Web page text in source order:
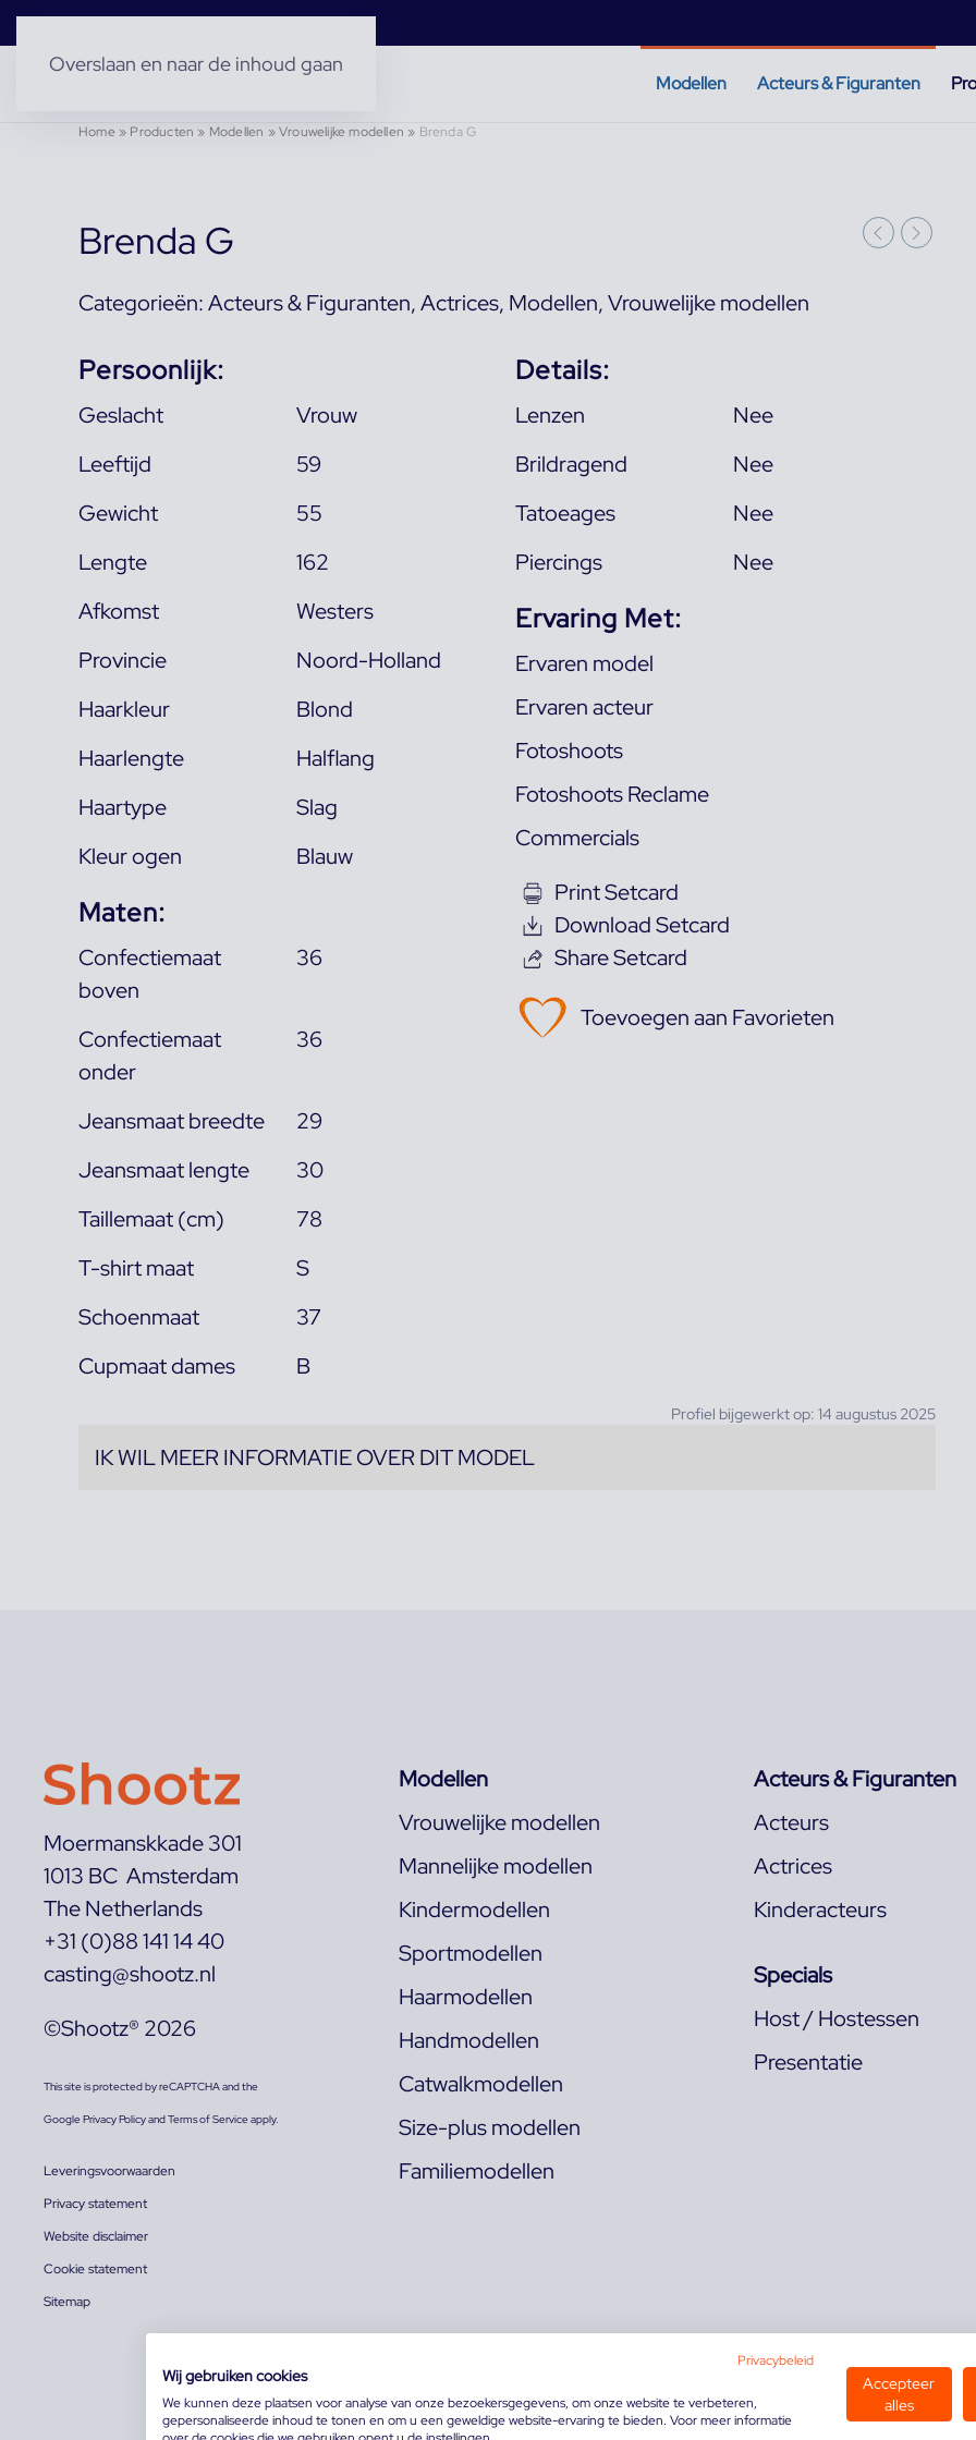
Overslaan en naar de inhoud gaan
Modellen Acteurs & Figuranten
Home» Producten » Modellen »Vrouwelijke modellen » Brenda G
Brenda G
Categorieën:Acteurs & Figuranten,Actrices, Modellen,Vrouwelijke modellen
Persoonlijk:
Geslacht
Vrouw
Leeftijd
59
Gewicht
55
Lengte
162
Afkomst
Westers
Provincie
Noord-Holland
Haarkleur
Blond
Haarlengte
Halflang
Haartype
Slag
Kleur ogen
Blauw
Maten:
Confectiemaat
boven
36
Confectiemaat
onder
36
Jeansmaat breedte
29
Jeansmaat lengte
30
Taillemaat (cm)
78
T-shirt maat
S
Schoenmaat
37
Cupmaat dames
B
Details:
Lenzen
Nee
Brildragend
Nee
Tatoeages
Nee
Piercings
Nee
Ervaring Met:
Ervaren model
Ervaren acteur
Fotoshoots
Fotoshoots Reclame
Commercials
Print Setcard
Download Setcard
Share Setcard
Toevoegen aan Favorieten
Profiel bijgewerkt op: 14 augustus 2025
IK WIL MEER INFORMATIE OVER DIT MODEL
Moermanskkade 301
1013 BC Amsterdam
The Netherlands
+31 (0)88 141 14 40
casting@shootz.nl
©Shootz® 2026
This site is protected by reCAPTCHA and the
GooglePrivacy PolicyandTerms of Serviceapply.
Leveringsvoorwaarden
Privacy statement
Website disclaimer
Cookie statement
Sitemap
Modellen
Vrouwelijke modellen
Mannelijke modellen
Kindermodellen
Sportmodellen
Haarmodellen
Handmodellen
Catwalkmodellen
Size-plus modellen
Familiemodellen
Acteurs & Figuranten
Acteurs
Actrices
Kinderacteurs
Specials
Host / Hostessen
Presentatie
Privacybeleid
Wij gebruiken cookies
We kunnen deze plaatsen voor analyse van onze bezoekersgegevens, om onze website te verbeteren,
gepersonaliseerde inhoud te tonen en om u een geweldige website-ervaring te bieden. Voor meer informatie
Accepteer
alles